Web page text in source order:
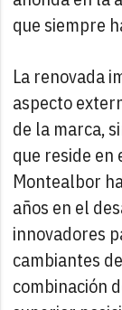
que siempre
La renovada
aspecto
de la marca,
que reside
Montealbor
años en el
innovadores
cambiantes
combinación